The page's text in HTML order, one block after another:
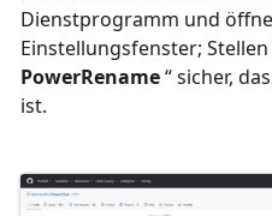
Dienstprogramm und
Einstellungsfenster;
PowerRename“ sicher,
ist.